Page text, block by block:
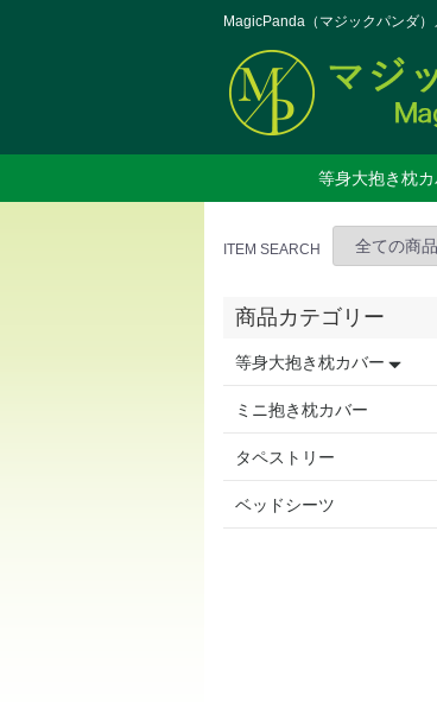
MagicPanda（マジックパンダ
ITEM SEARCH
等身大抱き枕
第1季作品
第2季作品
第3季作品
第4季作品
第5季作品
第6季作品
第7季作品
商品カテゴリー
等身大抱き枕カバー
ミニ抱き枕カバー
タペストリー
ベッドシーツ